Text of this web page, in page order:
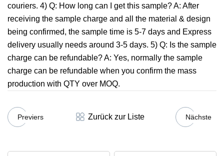
couriers. 4) Q: How long can I get this sample? A: After
receiving the sample charge and all the material & design
being confirmed, the sample time is 5-7 days and Express
delivery usually needs around 3-5 days. 5) Q: Is the sample
charge can be refundable? A: Yes, normally the sample
charge can be refundable when you confirm the mass
production with QTY over MOQ.
Previers Zurück zur Liste Nächste